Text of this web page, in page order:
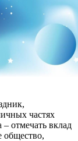
частях
отмечать вклад
общество,